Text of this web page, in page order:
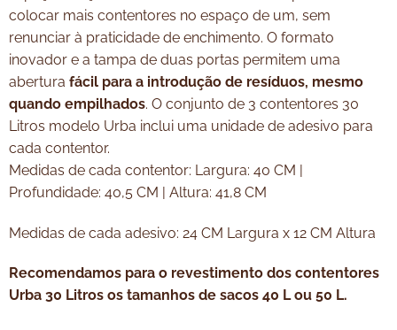
colocar mais contentores no espaço de um, sem
renunciar à praticidade de enchimento. O formato
inovador e a tampa de duas portas permitem uma
abertura fácil para a introdução de resíduos, mesmo
quando empilhados. O conjunto de 3 contentores 30
Litros modelo Urba inclui uma unidade de adesivo para
cada contentor.
Medidas de cada contentor: Largura: 40 CM |
Profundidade: 40,5 CM | Altura: 41,8 CM
Medidas de cada adesivo: 24 CM Largura x 12 CM Altura
Recomendamos para o revestimento dos contentores
Urba 30 Litros os tamanhos de sacos 40 L ou 50 L.